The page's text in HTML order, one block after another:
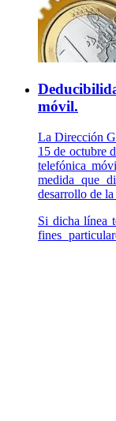
móvil.
La Dirección
15 de octubre
telefónica
medida que
desarrollo de
Si dicha línea
fines